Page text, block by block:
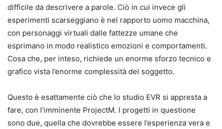
difficile da descrivere a parole. Ciò in cui invece gli
esperimenti scarseggiano è nel rapporto uomo macchina,
con personaggi virtuali dalle fattezze umane che
esprimano in modo realistico emozioni e comportamenti.
Cosa che, per inteso, richiede un enorme sforzo tecnico e
grafico vista l’enorme complessità del soggetto.
Questo è esattamente ciò che lo studio EVR si appresta a
fare, con l’imminente ProjectM. I progetti in questione
sono due, quella che dovrebbe essere l’esperienza vera e